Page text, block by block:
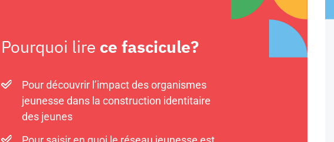
Pourquoi lire ce fascicule?
Pour découvrir l’impact des organismes
jeunesse dans la construction identitaire
des jeunes